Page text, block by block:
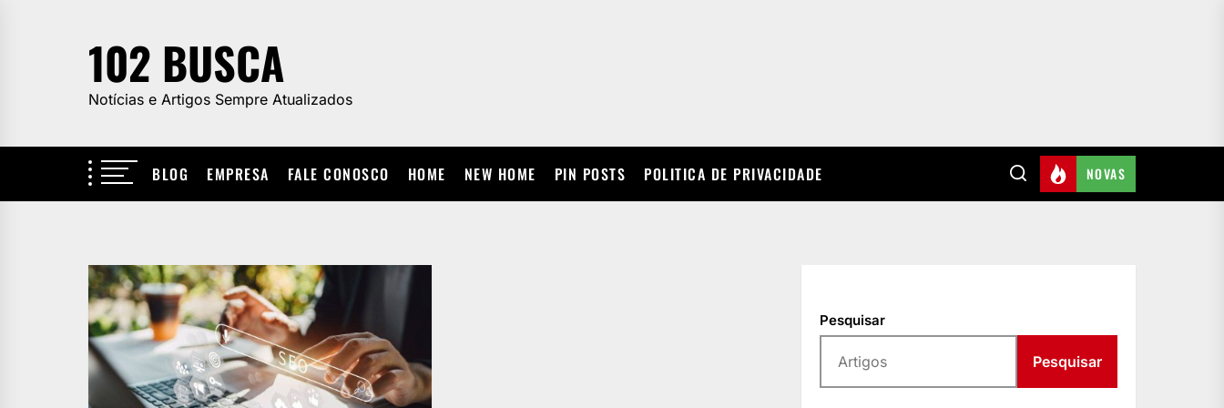
102 BUSCA
Notícias e Artigos Sempre Atualizados
BLOG EMPRESA FALE CONOSCO HOME NEW HOME PIN POSTS POLITICA DE PRIVACIDADE NOVAS
Pesquisar
Pesquisar